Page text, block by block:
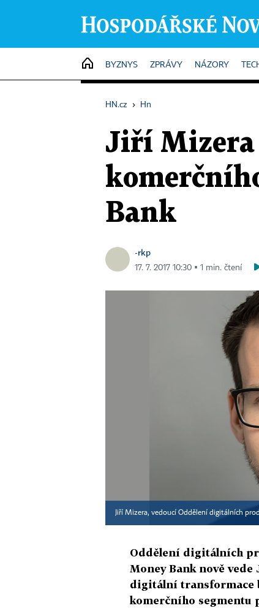
HOME
BYZNYS ZPRÁVY NÁZORY
HN.cz › Hn
Jiří
Bank
-rkp
17. 7. 2017 10:30 ▪ 1 min. čtení
Jiří Mizera, vedoucí Oddělení digitálních
Oddělení digitálních
Money Bank nově
digitální transformace
komerčního segmentu